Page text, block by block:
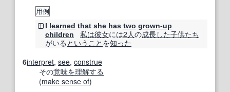
用例
I learned that she has two grown-up
children
私は彼女には2人の成長した子供たち
がいる ということ を知った
6interpret, see, construe
その意味を理解する
(make sense of)